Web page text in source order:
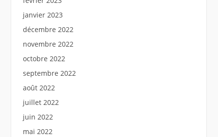
janvier 2023
décembre 2022
novembre 2022
octobre 2022
septembre 2022
août 2022
juillet 2022
juin 2022
mai 2022